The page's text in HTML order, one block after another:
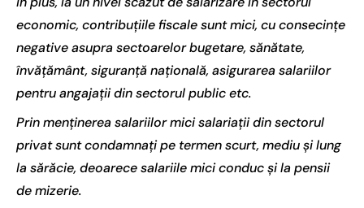
economic, contribuţiile fiscale sunt mici, cu consecinţe
negative asupra sectoarelor bugetare, sănătate,
învăţământ, siguranţă naţională, asigurarea salariilor
pentru angajaţii din sectorul public etc.
Prin menţinerea salariilor mici salariaţii din sectorul
privat sunt condamnaţi pe termen scurt, mediu şi lung
la sărăcie, deoarece salariile mici conduc şi la pensii
de mizerie.